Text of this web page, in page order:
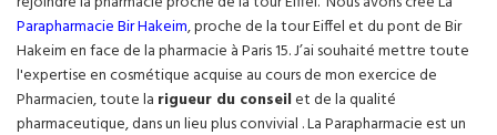
Parapharmacie Bir Hakeim, proche de la tourEiffelet du pont de Bir
Hakeim en face de la pharmacie à Paris 15. J’ai souhaité mettre toute
l'expertise en cosmétique acquise au cours de mon exercice de
Pharmacien, toute la rigueur du conseilet de la qualité
pharmaceutique, dans un lieu plus convivial . La Parapharmacie est un